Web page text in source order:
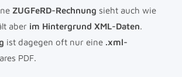
ZUGFeRD-Rechnung sieht auch wie
aber im Hintergrund XML-Daten.
ist dagegen oft nur eine .xml-
PDF.